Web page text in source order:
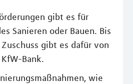
gibt es für
Sanieren oder Bauen. Bis
gibt es dafür von
Bank.
wie